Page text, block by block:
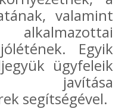
valamint
Egyik
ügyfeleik
javítása
segítségével.